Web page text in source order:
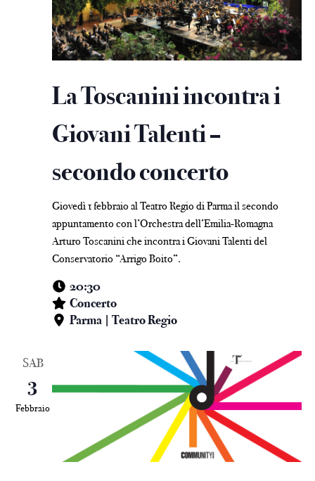
La Toscanini incontra i
Giovani Talenti –
secondo concerto
Giovedì 1 febbraio al Teatro Regio di Parma il secondo
appuntamento con l’Orchestra dell’Emilia-Romagna
Arturo Toscanini che incontra i Giovani Talenti del
Conservatorio “Arrigo Boito”.
20:30
Concerto
Parma | Teatro Regio
SAB
3
Febbraio